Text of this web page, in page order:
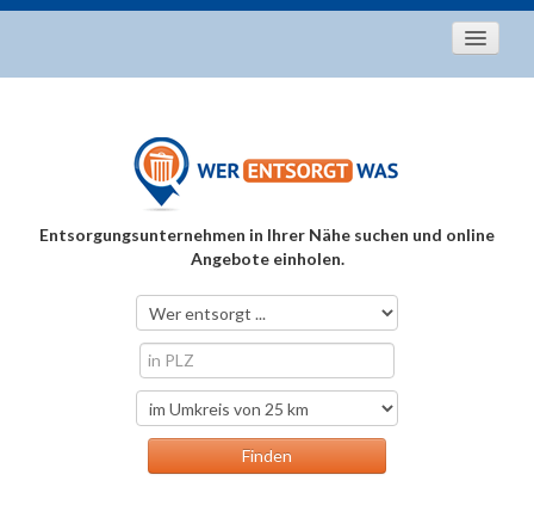
Entsorgungstipps
Über uns
Entsorgungsunternehmen in Ihrer Nähe suchen und online
Angebote einholen.